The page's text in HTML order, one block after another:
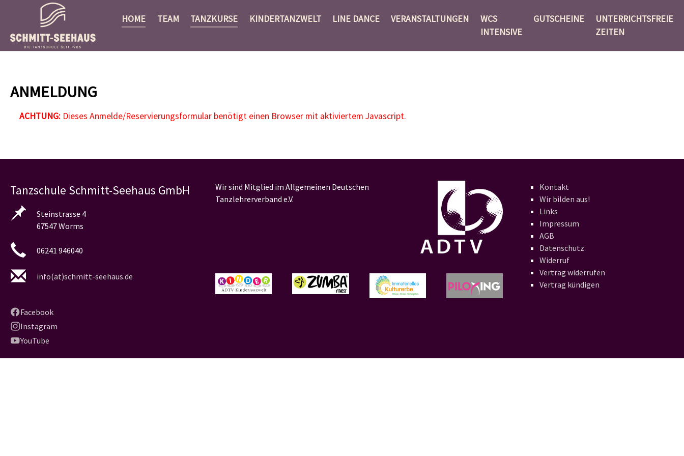
HOME TEAM TANZKURSE KINDERTANZWELT LINE DANCE VERANSTALTUNGEN
WCS
INTENSIVE
GUTSCHEINE
UNTERRICHTSFREIE
ZEITEN
ANMELDUNG
ACHTUNG:Dieses Anmelde/Reservierungsformular benötigt einen Browser mit aktiviertem Javascript.
Tanzschule Schmitt-Seehaus GmbH
Steinstrasse 4
67547 Worms
06241 946040
info(at)schmitt-seehaus.de
Facebook
Instagram
YouTube
Wir sind Mitglied im Allgemeinen Deutschen
Tanzlehrerverband e.V.
Kontakt
Wir bilden aus!
Links
Impressum
AGB
Datenschutz
Widerruf
Vertrag widerrufen
Vertrag kündigen